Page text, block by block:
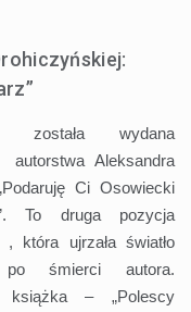
została wydana
Aleksandra
Ci Osowiecki
To druga pozycja
, która ujrzała światło
po śmierci autora.
książka – „Polescy